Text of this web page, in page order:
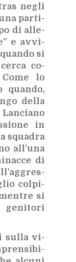
ne­gli
par­ti­
di al­le­
e av­vi­
si
co­
lo
quan­do,
del­la
in
squa­dra
al­l’u­na
di
col­pi­
si
ge­ni­to­ri
sul­la vi­